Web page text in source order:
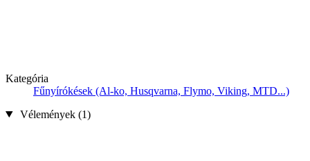
Kategória
Fűnyírókések (Al-ko, Husqvarna, Flymo, Viking, MTD...)
Vélemények (1)